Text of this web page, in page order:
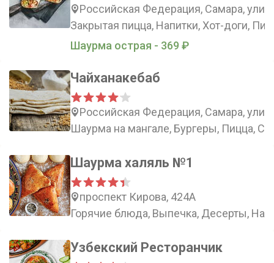
Российская Федерация, Самара,
Закрытая пицца, Напитки, Хот-доги,
Шаурма острая - 369 ₽
Чайханакебаб
Российская Федерация, Самара,
Шаурма на мангале, Бургеры, Пицца,
Шаурма халяль №1
проспект Кирова, 424А
Горячие блюда, Выпечка, Десерты,
Узбекский Ресторанчик